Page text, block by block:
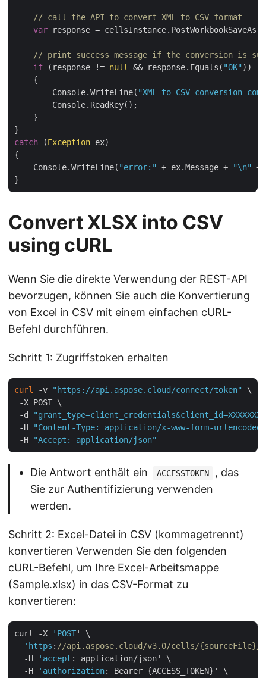
// call the API to convert XML to CSV format
var response =
// print success message if the conversion is
if (response != null && response.Equals( "OK" ))
    {
        Console.WriteLine(
"XML to CSV conversion
        Console.ReadKey();
    }
catch (Exception ex)
{
    Console.WriteLine(
"error:" + ex.Message + "\n"
+
Convert XLSX into CSV
using cURL
Wenn Sie die direkte Verwendung der REST-API
bevorzugen, können Sie auch die Konvertierung
von Excel in CSV mit einem einfachen cURL-
Befehl durchführen.
Schritt 1: Zugriffstoken erhalten
curl -v "https://api.aspose.cloud/connect/token"
\
-X POST \
-d
"grant_type=client_credentials&client_id=XXXXXXX-
-H
"Content-Type: application/x-www-form-urlencoded"
-H
"Accept: application/json"
Die Antwort enthält ein ACCESSTOKEN
, das
Sie zur Authentifizierung verwenden
werden.
Schritt 2: Excel-Datei in CSV (kommagetrennt)
konvertieren Verwenden Sie den folgenden
cURL-Befehl, um Ihre Excel-Arbeitsmappe
(Sample.xlsx) in das CSV-Format zu
konvertieren:
curl -X 'POST' \
'https : //api.aspose.cloud/v3.0/cells/{sourceFile}/
  -H
'accept : application/json' \
  -H
'authorization: Bearer {ACCESS_TOKEN}' \